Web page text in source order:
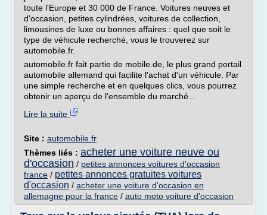
toute l'Europe et 30 000 de France. Voitures neuves et
d'occasion, petites cylindrées, voitures de collection,
limousines de luxe ou bonnes affaires : quel que soit le
type de véhicule recherché, vous le trouverez sur
automobile.fr.
automobile.fr fait partie de mobile.de, le plus grand portail
automobile allemand qui facilite l'achat d'un véhicule. Par
une simple recherche et en quelques clics, vous pourrez
obtenir un aperçu de l'ensemble du marché...
Lire la suite
Site : automobile.fr
Thèmes liés : acheter une voiture neuve ou
d'occasion / petites annonces voitures d'occasion
france / petites annonces gratuites voitures
d'occasion / acheter une voiture d'occasion en
allemagne pour la france / auto moto voiture d'occasion